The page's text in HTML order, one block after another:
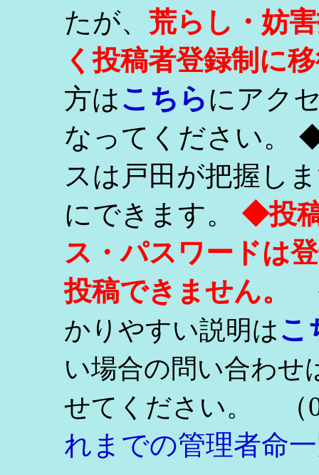
たが、 荒らし・妨
く投稿者登録制に
方はこちらにアク
なってください。
スは戸田が把握し
にできます。 ◆投
ス・パスワードは
投稿できません。
かりやすい説明はこ
い場合の問い合わせ
せてください。
（
れまでの管理者命